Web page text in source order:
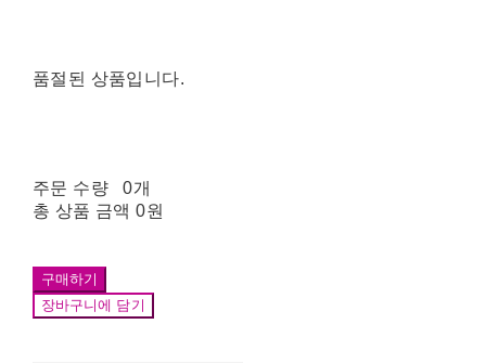
품절된 상품입니다.
주문 수량
0개
총 상품 금액 0원
구매하기
장바구니에 담기